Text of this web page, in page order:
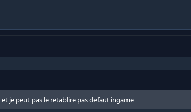
je peut pas le retablire pas defaut ingame